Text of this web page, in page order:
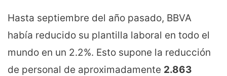
Hasta septiembre del año pasado, BBVA
había reducido su plantilla laboral en todo el
mundo en un 2.2%. Esto supone la reducción
de personal de aproximadamente 2.863